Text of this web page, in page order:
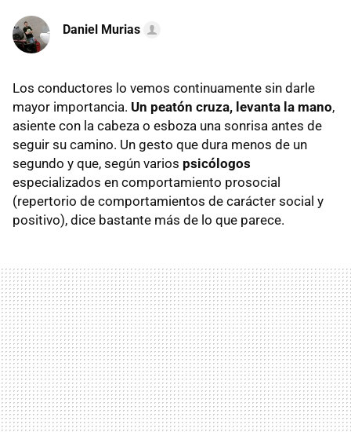
Daniel Murias
Los conductores lo vemos continuamente sin darle
mayor importancia. Un peatón cruza, levanta la mano,
asiente con la cabeza o esboza una sonrisa antes de
seguir su camino. Un gesto que dura menos de un
segundo y que, según varios psicólogos
especializados en comportamiento prosocial
(repertorio de comportamientos de carácter social y
positivo), dice bastante más de lo que parece.